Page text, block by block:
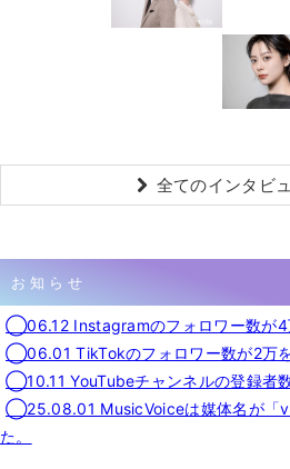
全てのインタビ
お知らせ
◯06.12 Instagramのフォロワー数が4
◯06.01 TikTokのフォロワー数が2万を
◯10.11 YouTubeチャンネルの登録者
◯25.08.01 MusicVoiceは媒体名が「
た。